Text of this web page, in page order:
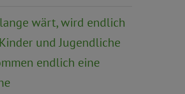
wärt, wird endlich
und Jugendliche
endlich eine